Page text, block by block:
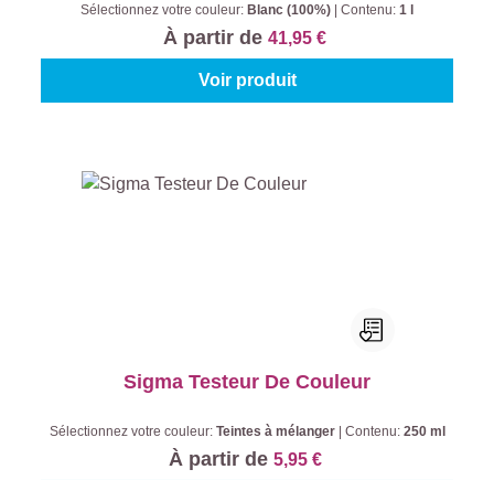
Sélectionnez votre couleur: Blanc (100%) Contenu: 1 l
À partir de 41,95 €
Voir produit
Sigma Testeur De Couleur
Sélectionnez votre couleur: Teintes à mélanger Contenu: 250 ml
À partir de 5,95 €